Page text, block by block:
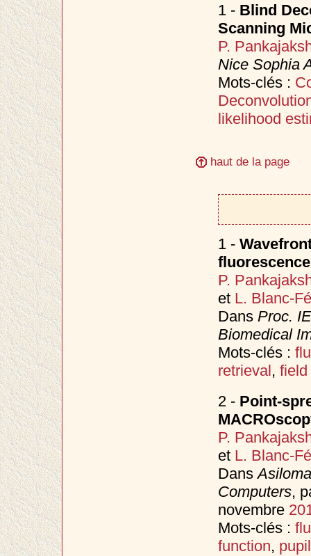
1 - Blind
Scanning
P.
Nice Sophia
Mots-clés :
likelihood
haut de la page
1 -
P.
et L. Blanc-
Dans Proc.
Biomedical
Mots-clés :
retrieval , field
2 - Point-
P.
et L. Blanc-
Dans
Computers,
novembre
Mots-clés :
function,